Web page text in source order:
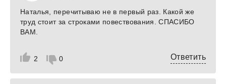
2 0
Наталья, перечитываю не в первый раз. Какой же
труд стоит за строками повествования. СПАСИБО
ВАМ.
Ответить